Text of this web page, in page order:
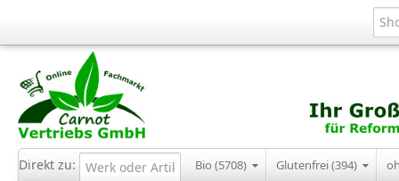
Direkt zu: Bio (5708) Glutenfrei (394)